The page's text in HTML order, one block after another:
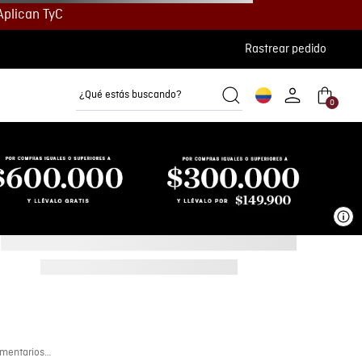
TyC
Rastrear pedido
¿Qué estás buscando?
0